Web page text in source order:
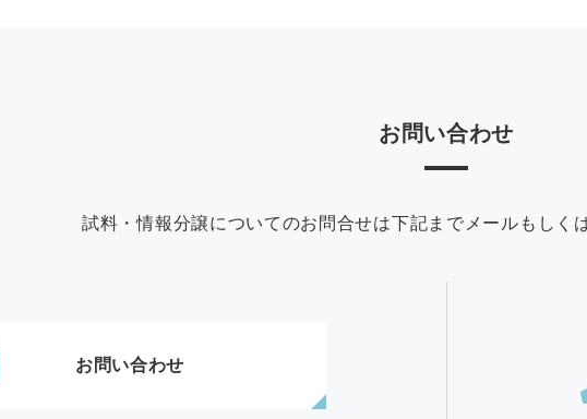
お問い合わせ
試料・情報分譲についてのお問合せは下記までメールもしく
お問い合わせ